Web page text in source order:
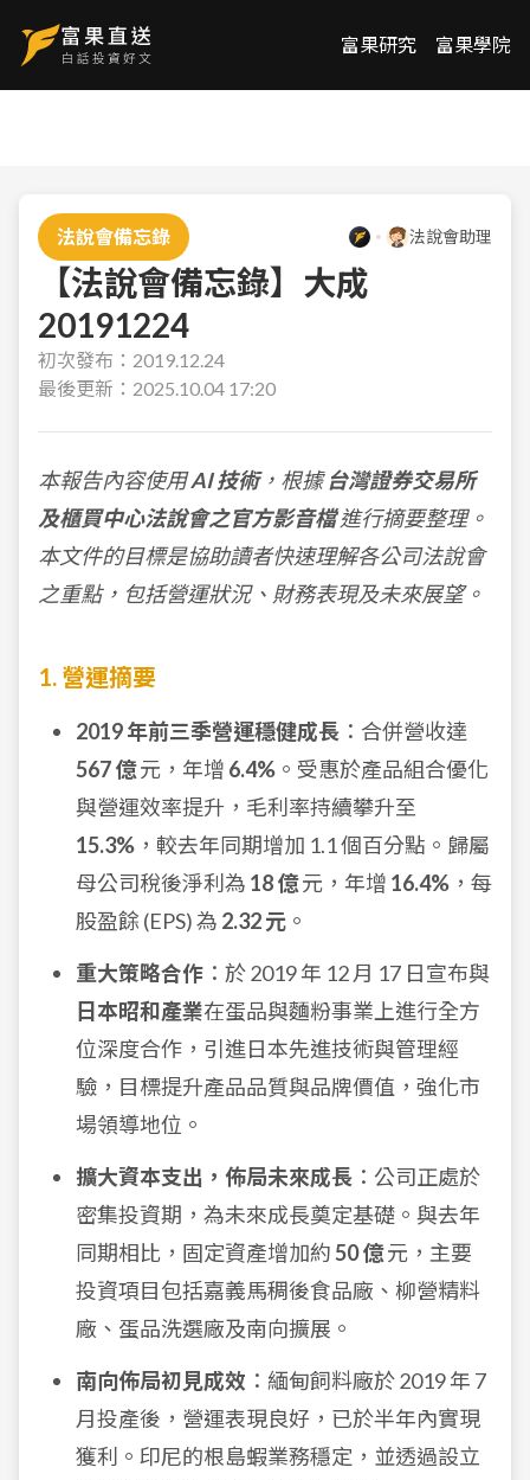
富果研究 富果學院
法說會備忘錄 法說會助理
【法說會備忘錄】大成
20191224
初次發布： 2019.12.24
最後更新： 2025.10.04 17:20
本報告內容使用AI 技術，根據台灣證券交易所
及櫃買中心法說會之官方影音檔進行摘要整理。
本文件的目標是協助讀者快速理解各公司法說會
之重點，包括營運狀況、財務表現及未來展望。
1. 營運摘要
2019 年前三季營運穩健成長 ：合併營收達
567 億元，年增 6.4% 。受惠於產品組合優化
與營運效率提升，毛利率持續攀升至
15.3% ，較去年同期增加 1.1 個百分點。歸屬
母公司稅後淨利為 18 億元，年增 16.4% ，每
股盈餘 (EPS) 為 2.32 元 。
重大策略合作 ：於 2019 年 12 月 17 日宣布與
日本昭和產業在蛋品與麵粉事業上進行全方
位深度合作，引進日本先進技術與管理經
驗，目標提升產品品質與品牌價值，強化市
場領導地位。
擴大資本支出，佈局未來成長 ：公司正處於
密集投資期，為未來成長奠定基礎。與去年
同期相比，固定資產增加約50 億元，主要
投資項目包括嘉義馬稠後食品廠、柳營精料
廠、蛋品洗選廠及南向擴展。
南向佈局初見成效 ：緬甸飼料廠於 2019 年 7
月投產後，營運表現良好，已於半年內實現
獲利。印尼的根島蝦業務穩定，並透過設立